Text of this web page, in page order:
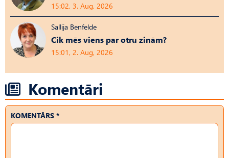
15:02, 3. Aug, 2026
Sallija Benfelde
Cik mēs viens par otru zinām?
15:01, 2. Aug, 2026
Komentāri
KOMENTĀRS *